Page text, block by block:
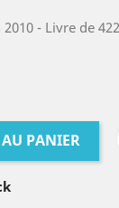
- Livre de
PANIER